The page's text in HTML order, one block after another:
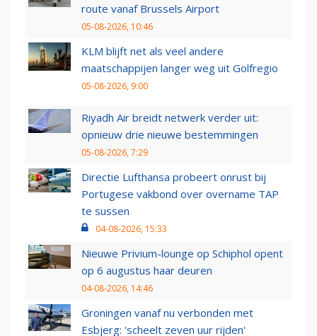
route vanaf Brussels Airport
05-08-2026, 10:46
KLM blijft net als veel andere
maatschappijen langer weg uit Golfregio
05-08-2026, 9:00
Riyadh Air breidt netwerk verder uit:
opnieuw drie nieuwe bestemmingen
05-08-2026, 7:29
Directie Lufthansa probeert onrust bij
Portugese vakbond over overname TAP
te sussen
04-08-2026, 15:33
Nieuwe Privium-lounge op Schiphol opent
op 6 augustus haar deuren
04-08-2026, 14:46
Groningen vanaf nu verbonden met
Esbjerg: 'scheelt zeven uur rijden'